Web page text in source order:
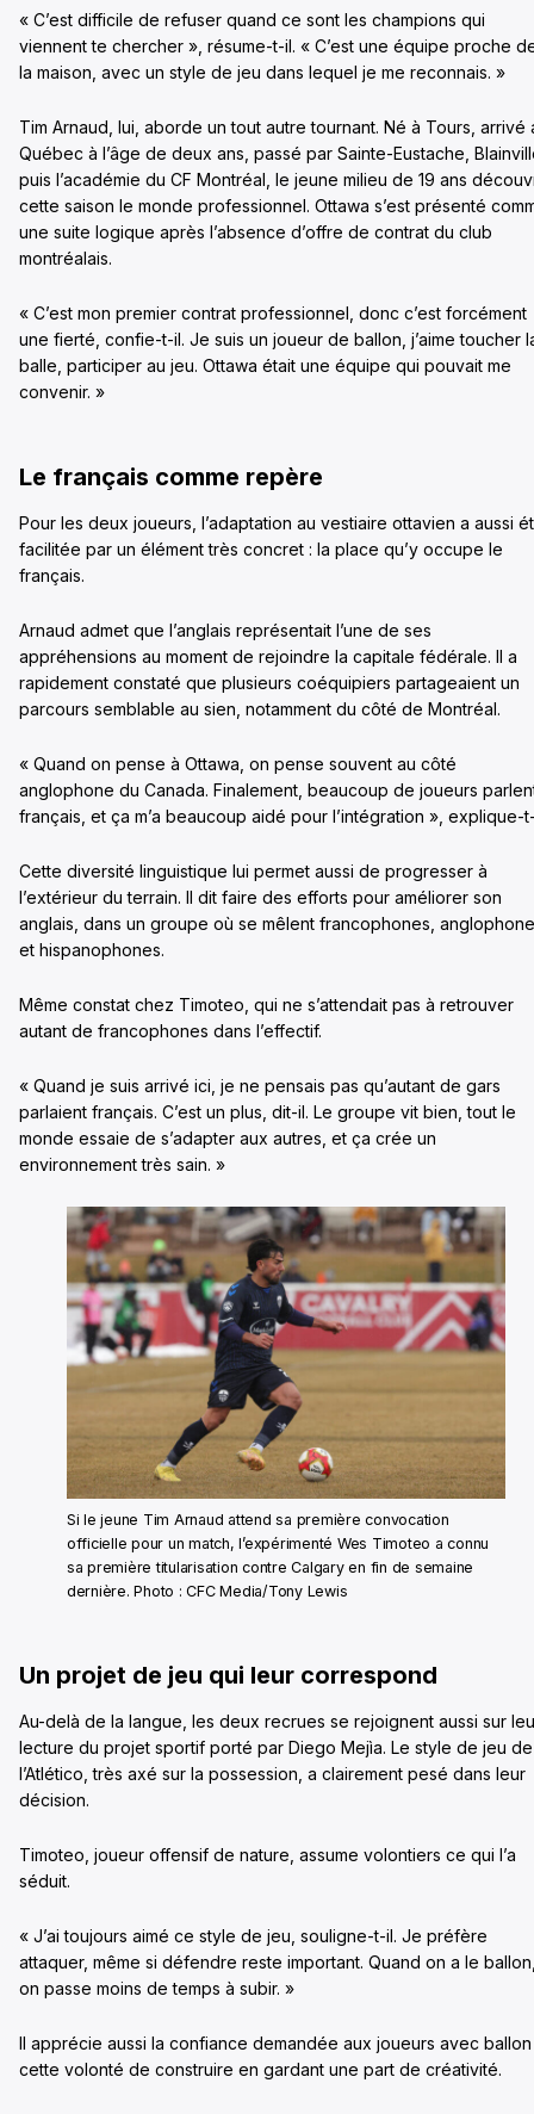
« C’est difficile de refuser quand ce sont les champions qui
viennent te chercher », résume-t-il. « C’est une équipe proche
la maison, avec un style de jeu dans lequel je me reconnais. »
Tim Arnaud, lui, aborde un tout autre tournant. Né à Tours, arrivé
Québec à l’âge de deux ans, passé par Sainte-Eustache,
puis l’académie du CF Montréal, le jeune milieu de 19 ans
cette saison le monde professionnel. Ottawa s’est présenté
une suite logique après l’absence d’offre de contrat du club
montréalais.
« C’est mon premier contrat professionnel, donc c’est forcément
une fierté, confie-t-il. Je suis un joueur de ballon, j’aime toucher
balle, participer au jeu. Ottawa était une équipe qui pouvait me
convenir. »
Le français comme repère
Pour les deux joueurs, l’adaptation au vestiaire ottavien a aussi
facilitée par un élément très concret : la place qu’y occupe le
français.
Arnaud admet que l’anglais représentait l’une de ses
appréhensions au moment de rejoindre la capitale fédérale. Il a
rapidement constaté que plusieurs coéquipiers partageaient un
parcours semblable au sien, notamment du côté de Montréal.
« Quand on pense à Ottawa, on pense souvent au côté
anglophone du Canada. Finalement, beaucoup de joueurs
français, et ça m’a beaucoup aidé pour l’intégration », explique-
Cette diversité linguistique lui permet aussi de progresser à
l’extérieur du terrain. Il dit faire des efforts pour améliorer son
anglais, dans un groupe où se mêlent francophones,
et hispanophones.
Même constat chez Timoteo, qui ne s’attendait pas à retrouver
autant de francophones dans l’effectif.
« Quand je suis arrivé ici, je ne pensais pas qu’autant de gars
parlaient français. C’est un plus, dit-il. Le groupe vit bien, tout le
monde essaie de s’adapter aux autres, et ça crée un
environnement très sain. »
Si le jeune Tim Arnaud attend sa première convocation
officielle pour un match, l’expérimenté Wes Timoteo a connu
sa première titularisation contre Calgary en fin de semaine
dernière. Photo : CFC Media/Tony Lewis
Un projet de jeu qui leur correspond
Au-delà de la langue, les deux recrues se rejoignent aussi sur
lecture du projet sportif porté par Diego Mejìa. Le style de jeu de
l’Atlético, très axé sur la possession, a clairement pesé dans leur
décision.
Timoteo, joueur offensif de nature, assume volontiers ce qui l’a
séduit.
« J’ai toujours aimé ce style de jeu, souligne-t-il. Je préfère
attaquer, même si défendre reste important. Quand on a le
on passe moins de temps à subir. »
Il apprécie aussi la confiance demandée aux joueurs avec
cette volonté de construire en gardant une part de créativité.